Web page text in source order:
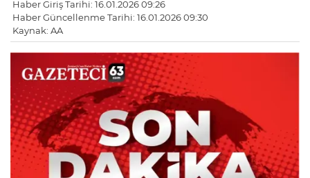
Haber Giriş Tarihi: 16.01.2026 09:26
Haber Güncellenme Tarihi: 16.01.2026 09:30
Kaynak: AA